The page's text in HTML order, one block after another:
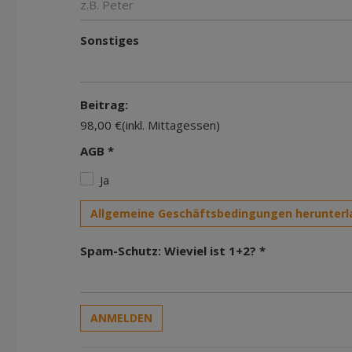
Sonstiges
Beitrag:
98,00 €(inkl. Mittagessen)
AGB *
Ja
Allgemeine Geschäftsbedingungen
Spam-Schutz: Wieviel ist 1+2? *
ANMELDEN